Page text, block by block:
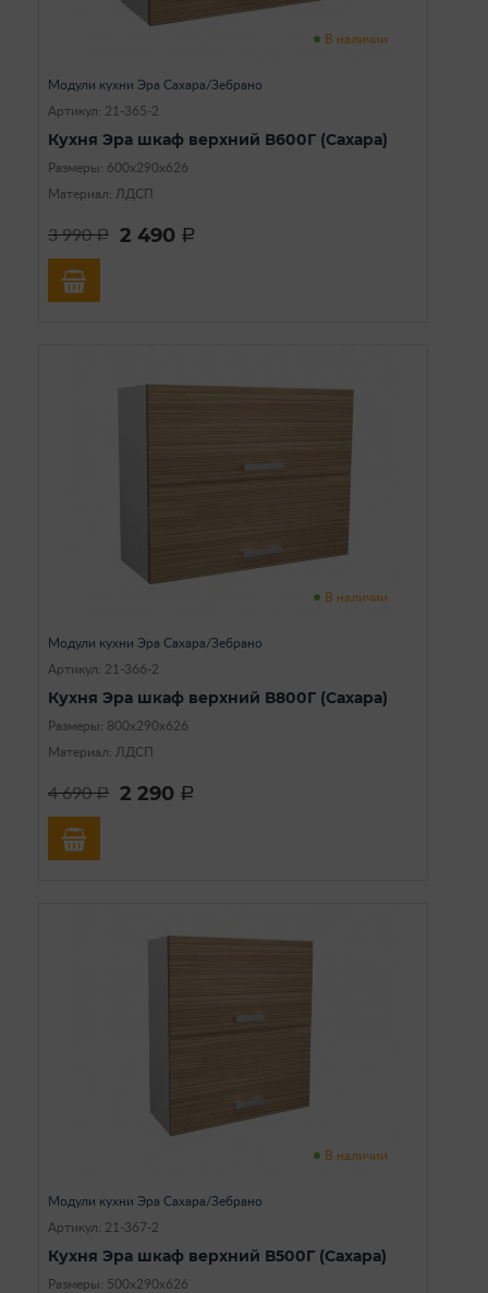
В наличии
Модули кухни Эра Сахара/Зебрано
Артикул: 21-365-2
Кухня Эра шкаф верхний В600Г (Сахара)
Размеры: 600х290х626
Материал: ЛДСП
3 990a 2 490 a
В наличии
Модули кухни Эра Сахара/Зебрано
Артикул: 21-366-2
Кухня Эра шкаф верхний В800Г (Сахара)
Размеры: 800х290х626
Материал: ЛДСП
4 690a 2 290 a
В наличии
Модули кухни Эра Сахара/Зебрано
Артикул: 21-367-2
Кухня Эра шкаф верхний В500Г (Сахара)
Размеры: 500х290х626